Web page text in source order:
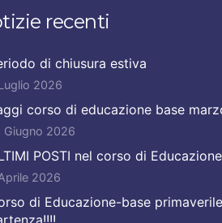
recenti
di chiusura estiva
2026
corso di educazione base
Giugno 2026
POSTI nel corso di
2026
di Educazione-base